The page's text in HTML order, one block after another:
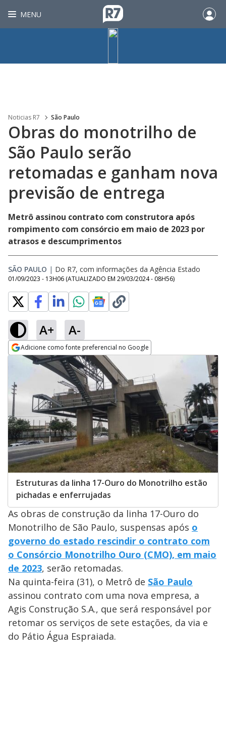
MENU
Noticias R7 São Paulo
Obras do monotrilho de
São Paulo serão
retomadas e ganham nova
previsão de entrega
Metrô assinou contrato com construtora após
rompimento com consórcio em maio de 2023 por
atrasos e descumprimentos
SÃO PAULO | Do R7, com informações da Agência Estado
01/09/2023 - 13H06 (ATUALIZADO EM 29/03/2024 - 08H56)
A+ A-
Adicione como fonte preferencial no Google
Opens in new window
Estruturas da linha 17-Ouro do Monotrilho estão
pichadas e enferrujadas
As obras de construção da linha 17-Ouro do
Monotrilho de São Paulo, suspensas após o
governo do estado rescindir o contrato com
o Consórcio Monotrilho Ouro (CMO), em maio
de 2023, serão retomadas.
Na quinta-feira (31), o Metrô de São Paulo
assinou contrato com uma nova empresa, a
Agis Construção S.A., que será responsável por
retomar os serviços de sete estações, da via e
do Pátio Água Espraiada.